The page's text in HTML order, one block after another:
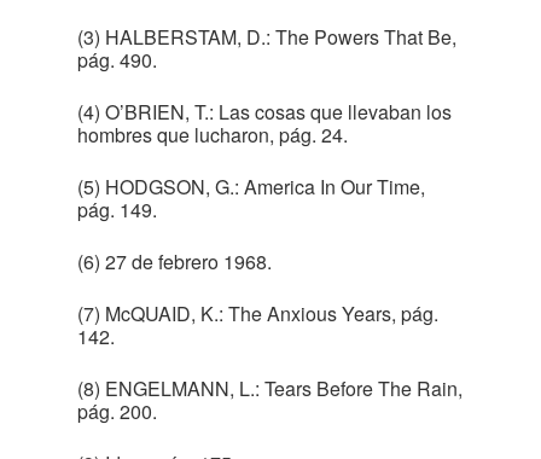
(3) HALBERSTAM, D.: The Powers That Be,
pág. 490.
(4) O’BRIEN, T.: Las cosas que llevaban los
hombres que lucharon, pág. 24.
(5) HODGSON, G.: America In Our Time,
pág. 149.
(6) 27 de febrero 1968.
(7) McQUAID, K.: The Anxious Years, pág.
142.
(8) ENGELMANN, L.: Tears Before The Rain,
pág. 200.